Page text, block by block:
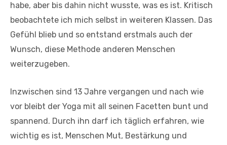
habe, aber bis dahin nicht wusste, was es ist. Kritisch
beobachtete ich mich selbst in weiteren Klassen. Das
Gefühl blieb und so entstand erstmals auch der
Wunsch, diese Methode anderen Menschen
weiterzugeben.
Inzwischen sind 13 Jahre vergangen und nach wie
vor bleibt der Yoga mit all seinen Facetten bunt und
spannend. Durch ihn darf ich täglich erfahren, wie
wichtig es ist, Menschen Mut, Bestärkung und